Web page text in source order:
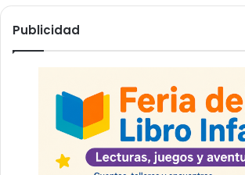
Publicidad